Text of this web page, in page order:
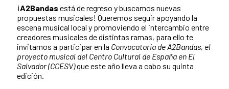
¡A2Bandas está de regreso y buscamos nuevas
propuestas musicales! Queremos seguir apoyando la
escena musical local y promoviendo el intercambio entre
creadores musicales de distintas ramas, para ello te
invitamos a participar en la Convocatoria de A2Bandas, el
proyecto musical del Centro Cultural de España en El
Salvador (CCESV)que este año lleva a cabo su quinta
edición.